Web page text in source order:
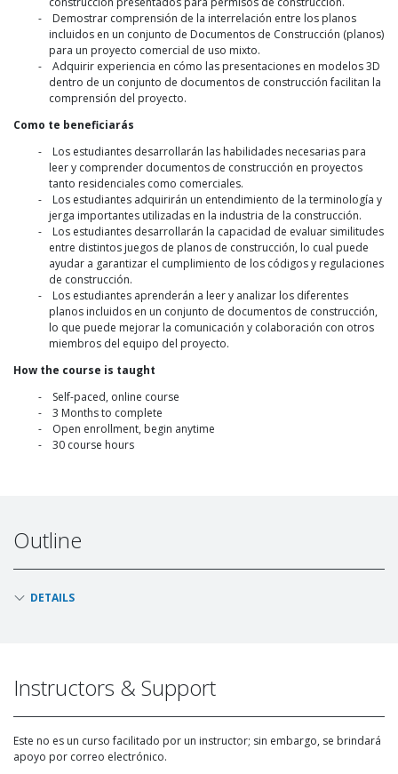
Demostrar comprensión de la interrelación entre los planos
incluidos en un conjunto de Documentos de Construcción (planos)
para un proyecto comercial de uso mixto.
Adquirir experiencia en cómo las presentaciones en modelos 3D
dentro de un conjunto de documentos de construcción facilitan la
comprensión del proyecto.
Como te beneficiarás
Los estudiantes desarrollarán las habilidades necesarias para
leer y comprender documentos de construcción en proyectos
tanto residenciales como comerciales.
Los estudiantes adquirirán un entendimiento de la terminología y
jerga importantes utilizadas en la industria de la construcción.
Los estudiantes desarrollarán la capacidad de evaluar similitudes
entre distintos juegos de planos de construcción, lo cual puede
ayudar a garantizar el cumplimiento de los códigos y regulaciones
de construcción.
Los estudiantes aprenderán a leer y analizar los diferentes
planos incluidos en un conjunto de documentos de construcción,
lo que puede mejorar la comunicación y colaboración con otros
miembros del equipo del proyecto.
How the course is taught
Self-paced, online course
3 Months to complete
Open enrollment, begin anytime
30 course hours
Outline
DETAILS
Instructors & Support
Este no es un curso facilitado por un instructor; sin embargo, se brindará
apoyo por correo electrónico.